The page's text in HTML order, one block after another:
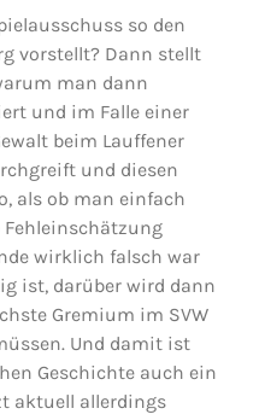
so den
vorstellt? Dann stellt
man dann
und im Falle einer
beim Lauffener
und diesen
als ob man einfach
wirklich falsch war
ist, darüber wird dann
Gremium im SVW
Und damit ist
Geschichte auch ein
aktuell allerdings